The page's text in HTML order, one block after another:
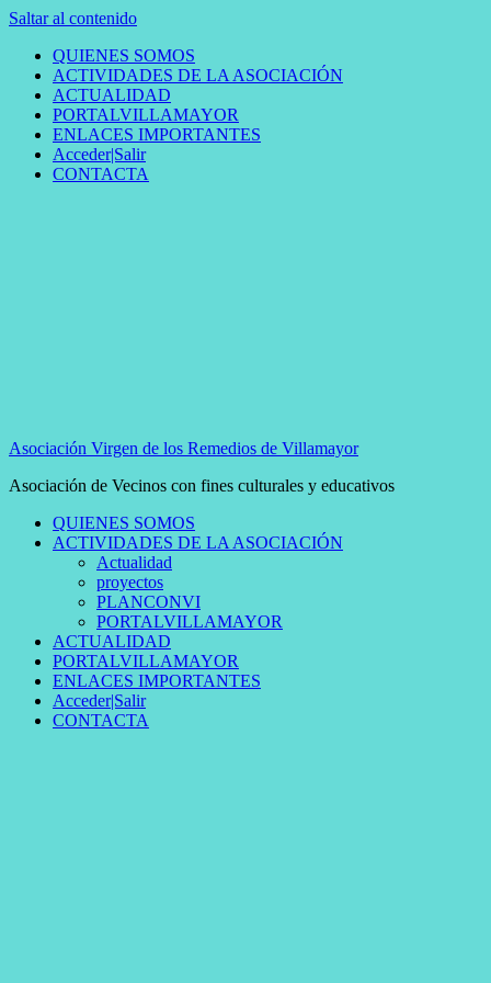
Saltar al contenido
QUIENES SOMOS
ACTIVIDADES DE LA ASOCIACIÓN
ACTUALIDAD
PORTALVILLAMAYOR
ENLACES IMPORTANTES
Acceder|Salir
CONTACTA
Asociación Virgen de los Remedios de Villamayor
Asociación de Vecinos con fines culturales y educativos
QUIENES SOMOS
ACTIVIDADES DE LA ASOCIACIÓN
Actualidad
proyectos
PLANCONVI
PORTALVILLAMAYOR
ACTUALIDAD
PORTALVILLAMAYOR
ENLACES IMPORTANTES
Acceder|Salir
CONTACTA